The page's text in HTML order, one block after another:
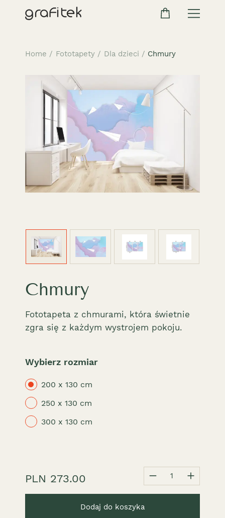
Home / Fototapety / Dla dzieci / Chmury
Chmury
Fototapeta z chmurami, która świetnie
zgra się z każdym wystrojem pokoju.
Wybierz rozmiar
200 x 130 cm
250 x 130 cm
300 x 130 cm
PLN 273.00 1
Dodaj do koszyka